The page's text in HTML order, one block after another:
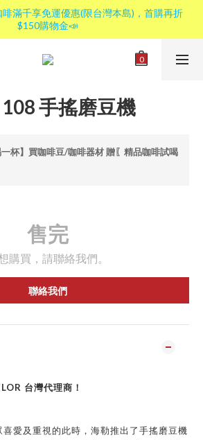
滿千享免運優惠(限台灣本島)，首購再折
$150購物金📣
手搖磨豆機
杯】買咖啡豆/咖啡器材 贈〖精品咖啡試喝
售完
購買，請聯絡我們。
聯絡我們
台灣代理商！
愛及重視的此時，海勒推出了手搖磨豆機